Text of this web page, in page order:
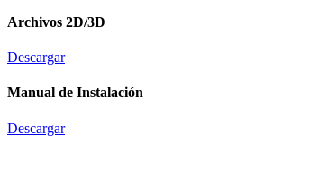
Archivos 2D/3D
Descargar
Manual de Instalación
Descargar